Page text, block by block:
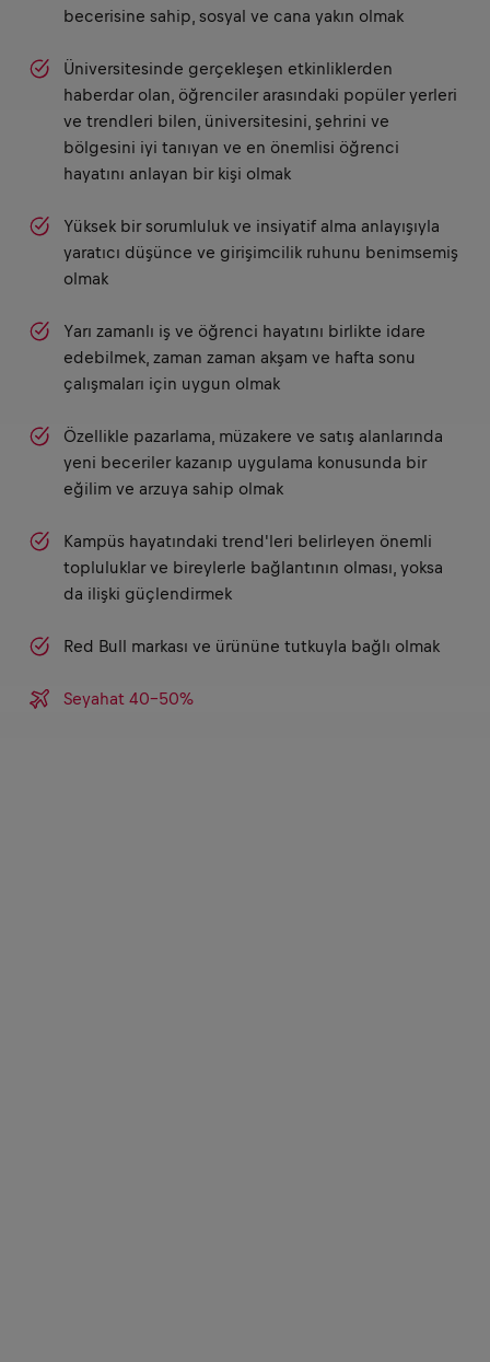
becerisine sahip, sosyal ve cana yakın olmak
Üniversitesinde gerçekleşen etkinliklerden
haberdar olan, öğrenciler arasındaki popüler yerleri
ve trendleri bilen, üniversitesini, şehrini ve
bölgesini iyi tanıyan ve en önemlisi öğrenci
hayatını anlayan bir kişi olmak
Yüksek bir sorumluluk ve insiyatif alma anlayışıyla
yaratıcı düşünce ve girişimcilik ruhunu benimsemiş
olmak
Yarı zamanlı iş ve öğrenci hayatını birlikte idare
edebilmek, zaman zaman akşam ve hafta sonu
çalışmaları için uygun olmak
Özellikle pazarlama, müzakere ve satış alanlarında
yeni beceriler kazanıp uygulama konusunda bir
eğilim ve arzuya sahip olmak
Kampüs hayatındaki trend'leri belirleyen önemli
topluluklar ve bireylerle bağlantının olması, yoksa
da ilişki güçlendirmek
Red Bull markası ve ürününe tutkuyla bağlı olmak
Seyahat 40-50%